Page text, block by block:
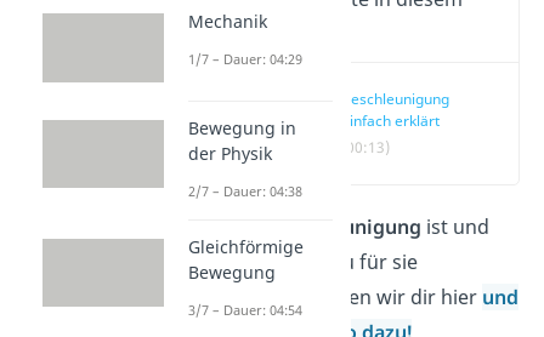
Video
Beschleunigung
einfach erklärt
(00:13)
Beschleunigung ist und
welche Einheit du für sie
verwendest, zeigen wir dir hier und
in unserem Video dazu!
Mechanik
1/7 – Dauer: 04:29
Bewegung in
der Physik
2/7 – Dauer: 04:38
Gleichförmige
Bewegung
3/7 – Dauer: 04:54